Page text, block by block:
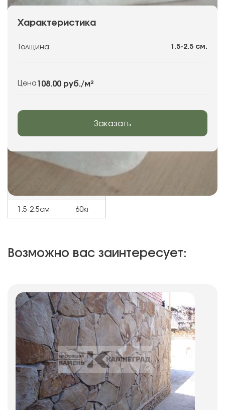
Характеристика
Толщина 1.5-2.5 см.
Цена108.00 руб./м²
Заказать
1.5-2.5см 60кг
Возможно вас заинтересует: